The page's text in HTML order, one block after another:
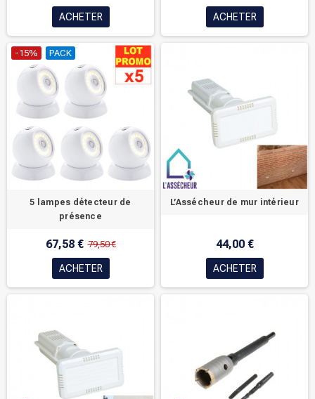
ACHETER ACHETER
-15% PACK
5 lampes détecteur de
présence
67,58 € 79,50 €
ACHETER
L’Assécheur de mur intérieur
44,00 €
ACHETER